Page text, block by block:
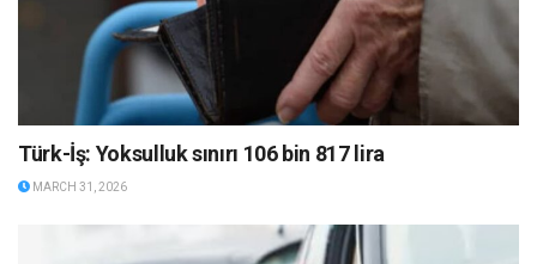
Türk-İş: Yoksulluk sınırı 106 bin 817 lira
MARCH 31, 2026